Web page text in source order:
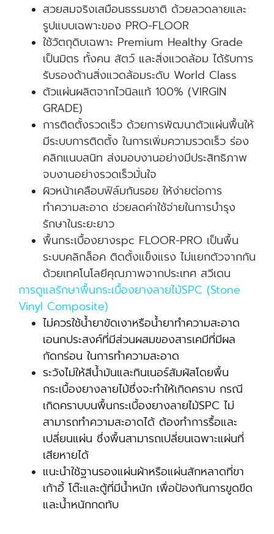
สวยสมจริงเสมือนธรรมชาติ ด้วยลวดลายและ
รูปแบบเฉพาะของ PRO-FLOOR
ใช้วัตถุดิบเฉพาะ Premium Healthy Grade
เป็นมิตร ทั้งคน สัตว์ และสิ่งแวดล้อม ได้รับการ
รับรองด้านสิ่งแวดล้อมระดับ World Class
ตัวแผ่นผลิตจากไวนิลแท้ 100% (VIRGIN
GRADE)
การติดตั้งรวดเร็ว ด้วยการพัฒนาตัวแผ่นพื้นให้
มีระบบการติดตั้ง ในการเพิ่มความรวดเร็ว ร่อง
คลิกแนบสนิท ส่งมอบงานอย่างมีประสิทธิภาพ
จบงานอย่างรวดเร็วมั่นใจ
ผิวหน้าเคลือบฟิล์มกันรอย ให้ง่ายต่อการ
ทำความสะอาด ช่วยลดค่าใช้จ่ายในการบำรุง
รักษาในระยะยาว
พื้นกระเบื้องยางspc FLOOR-PRO เป็นพื้น
ระบบคลิกล็อค ติดตั้งแข็งแรง ไม่แยกตัวจากกัน
ด้วยเทคโนโลยีคุณภาพจากประเทศ สวีเดน
การดูแลรักษาพื้นกระเบื้องยางลายไม้SPC (Stone
Vinyl Composite)
ไม่ควรใช้น้ำยาขัดเงาหรือน้ำยาทำความสะอาด
เอนกประสงค์ที่มีส่วนผสมของสารเคมีที่มีผล
กัดกร่อน ในการทำความสะอาด
ระวังไม่ให้สีน้ำมันและทินเนอร์สัมผัสโดยพื้น
กระเบื้องยางลายไม้ซึ่งจะทำให้เกิดคราบ กรณี
เกิดคราบบนพื้นกระเบื้องยางลายไม้SPC ไม่
สามารถทำความสะอาดได้ ต้องทำการรื้อและ
เปลี่ยนแผ่น ซึ่งพื้นสามารถเปลี่ยนเฉพาะแผ่นที่
เสียหายได้
แนะนำใช้ฐานรองแผ่นผ้าหรือแผ่นสักหลาดที่ขา
เก้าอี้ โต๊ะและตู้ที่มีน้ำหนัก เพื่อป้องกันการขูดขีด
และน้ำหนักกดทับ